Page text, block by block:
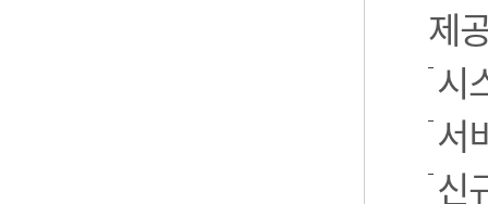
제
시
서
신